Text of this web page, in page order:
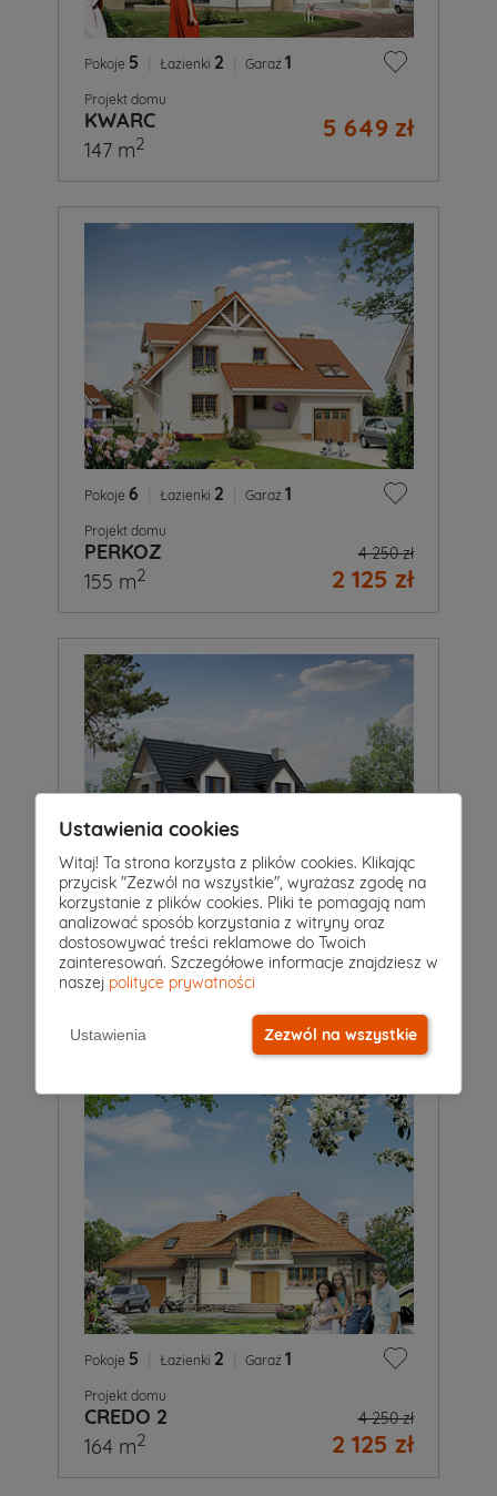
Pokoje 5 Łazienki 2 Garaż 1
Projekt domu
KWARC 5 649 zł
147 m2
Pokoje 6 Łazienki 2 Garaż 1
Projekt domu
PERKOZ 4 250 zł
2 125 zł
155 m2
Pokoje5 | Łazienki2 | Garaż1
Projekt domu
COMBO 3
1 975 zł
Pokoje 5 Łazienki 2 Garaż 1
Projekt domu
CREDO 2 4 250 zł
2 125 zł
164 m2
Ustawienia cookies
Witaj! Ta strona korzysta z plików cookies. Klikając
przycisk "Zezwól na wszystkie", wyrażasz zgodę na
korzystanie z plików cookies. Pliki te pomagają nam
analizować sposób korzystania z witryny oraz
dostosowywać treści reklamowe do Twoich
zainteresowań. Szczegółowe informacje znajdziesz w
naszej polityce prywatności
Ustawienia Zezwól na wszystkie